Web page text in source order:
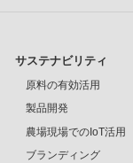
サステナビリティ
原料の有効活用
製品開発
農場現場でのIoT活用
ブランディング